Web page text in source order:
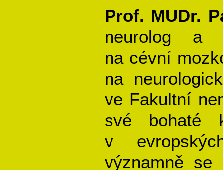
Prof. MUDr.
neurolog a
na cévní
na
ve Fakultní
své bohaté
v
významně